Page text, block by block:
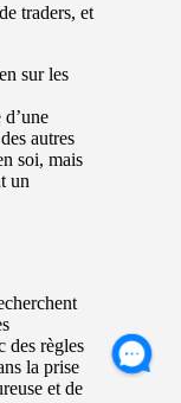
traders, et
sur les
autres
soi, mais
un
des règles
la prise
et de